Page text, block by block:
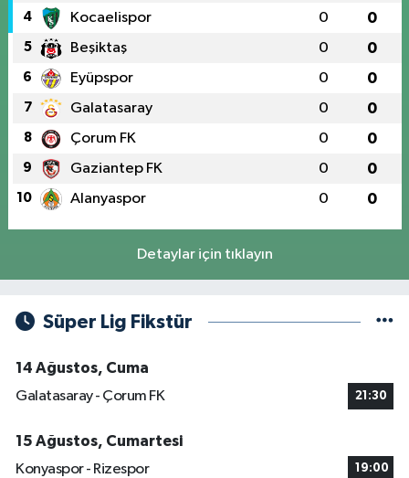
4 Kocaelispor 0 0
5 Beşiktaş 0 0
6 Eyüpspor 0 0
7 Galatasaray 0 0
8 Çorum FK 0 0
9 Gaziantep FK 0 0
10 Alanyaspor 0 0
Detaylar için tıklayın
Süper Lig Fikstür
14 Ağustos, Cuma
Galatasaray - Çorum FK
21:30
15 Ağustos, Cumartesi
Konyaspor - Rizespor
19:00